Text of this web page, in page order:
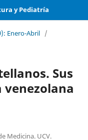
y Pediatría
Enero-Abril /
Sus
Medicina. UCV.